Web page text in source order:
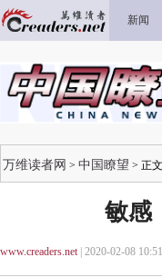
新闻
万维读者网 > 中国瞭望 > 正文
敏感
www.creaders.net| 2020-02-08